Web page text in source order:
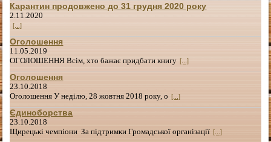
Карантин продовжено до 31 грудня 2020 року
2.11.2020
[...]
Оголошення
11.05.2019
ОГОЛОШЕННЯ Всім, хто бажає придбати книгу [...]
Оголошення
23.10.2018
Оголошення У неділю, 28 жовтня 2018 року, о [...]
Єдиноборства
23.10.2018
Щирецькі чемпіони За підтримки Громадської організації [...]